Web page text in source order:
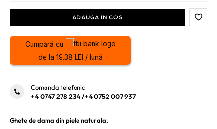
ADAUGA IN COS
Cumpără cu
de la 19.38 LEI / lună
Comanda telefonic
+4 0747 278 234/+4 0752 007 937
Ghete de dama din piele naturala.